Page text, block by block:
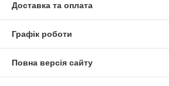
Доставка та оплата
Графік роботи
Повна версія сайту